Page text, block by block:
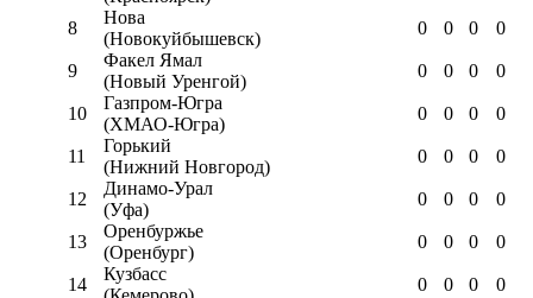
8
Нова
(Новокуйбышевск)
0 0 0 0
9
Факел Ямал
(Новый Уренгой)
0 0 0 0
10
Газпром-Югра
(ХМАО-Югра)
0 0 0 0
11
Горький
(Нижний Новгород)
0 0 0 0
12
Динамо-Урал
(Уфа)
0 0 0 0
13
Оренбуржье
(Оренбург)
0 0 0 0
14
Кузбасс
0 0 0 0